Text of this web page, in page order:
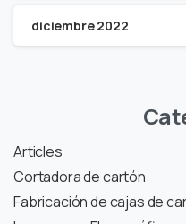
diciembre 2022
Articles
Cortadora de cartón
Fabricación de cajas de